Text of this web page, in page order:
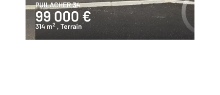
PUILACHER 34
99 000 €
314 m2 , Terrain